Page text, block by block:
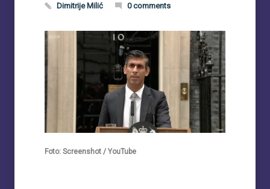
Dimitrije Milić
0 comments
Foto: Screenshot / YouTube